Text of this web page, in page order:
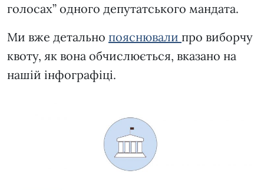
голосах” одного депутатського мандата.
Ми вже детально пояснювали про виборчу
квоту, як вона обчислюється, вказано на
нашій інфографіці.